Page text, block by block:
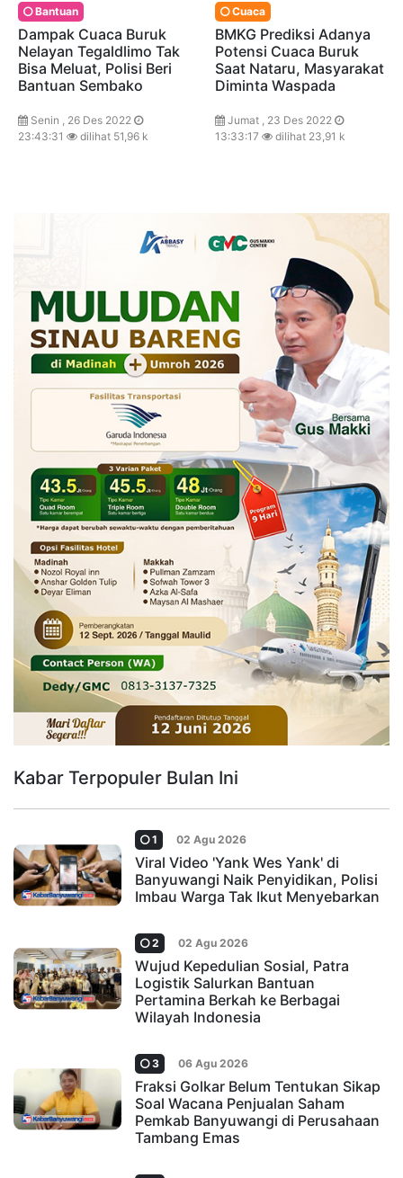
Bantuan
Dampak Cuaca Buruk
Nelayan Tegaldlimo Tak
Bisa Meluat, Polisi Beri
Bantuan Sembako
Senin , 26 Des 2022
23:43:31
dilihat 51,96 k
Cuaca
BMKG Prediksi Adanya
Potensi Cuaca Buruk
Saat Nataru, Masyarakat
Diminta Waspada
Jumat , 23 Des 2022
13:33:17
dilihat 23,91 k
Kabar Terpopuler Bulan Ini
1 02 Agu 2026
Viral Video 'Yank Wes Yank' di
Banyuwangi Naik Penyidikan, Polisi
Imbau Warga Tak Ikut Menyebarkan
2 02 Agu 2026
Wujud Kepedulian Sosial, Patra
Logistik Salurkan Bantuan
Pertamina Berkah ke Berbagai
Wilayah Indonesia
3 06 Agu 2026
Fraksi Golkar Belum Tentukan Sikap
Soal Wacana Penjualan Saham
Pemkab Banyuwangi di Perusahaan
Tambang Emas